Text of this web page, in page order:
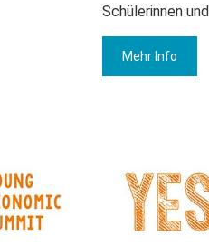
Schülerinnen
Mehr Info